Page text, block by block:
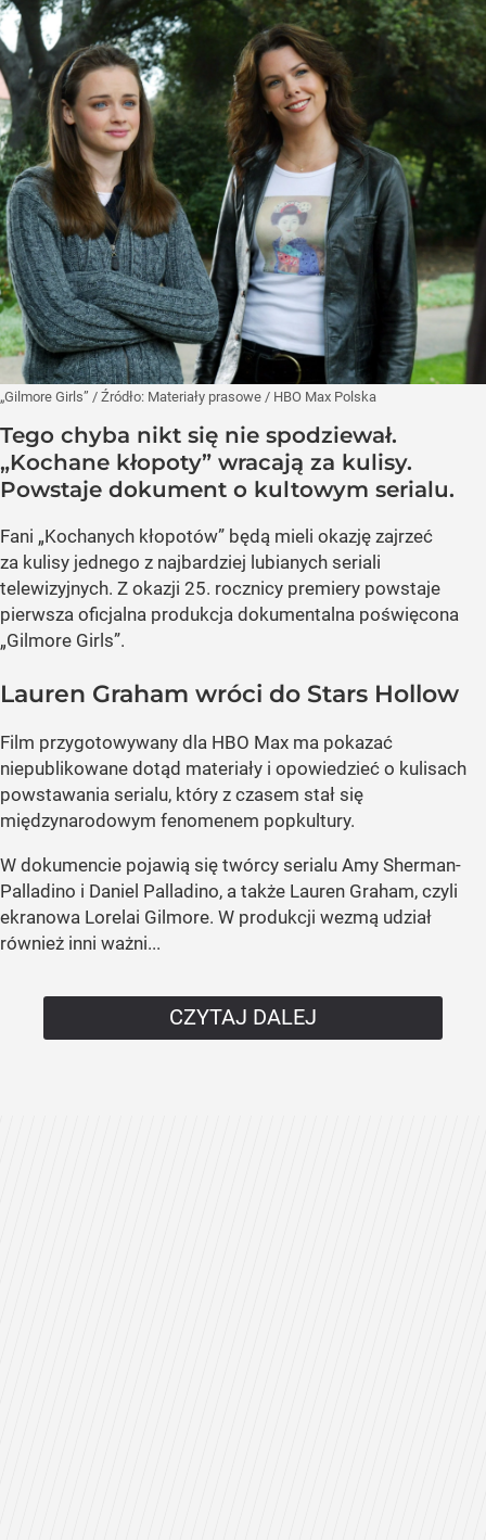
„Gilmore Girls” / Źródło: Materiały prasowe / HBO Max Polska
Tego chyba nikt się nie spodziewał.
„Kochane kłopoty” wracają za kulisy.
Powstaje dokument o kultowym serialu.
Fani „Kochanych kłopotów” będą mieli okazję zajrzeć
za kulisy jednego z najbardziej lubianych seriali
telewizyjnych. Z okazji 25. rocznicy premiery powstaje
pierwsza oficjalna produkcja dokumentalna poświęcona
„Gilmore Girls”.
Lauren Graham wróci do Stars Hollow
Film przygotowywany dla HBO Max ma pokazać
niepublikowane dotąd materiały i opowiedzieć o kulisach
powstawania serialu, który z czasem stał się
międzynarodowym fenomenem popkultury.
W dokumencie pojawią się twórcy serialu Amy Sherman-
Palladino i Daniel Palladino, a także Lauren Graham, czyli
ekranowa Lorelai Gilmore. W produkcji wezmą udział
również inni ważni...
CZYTAJ DALEJ